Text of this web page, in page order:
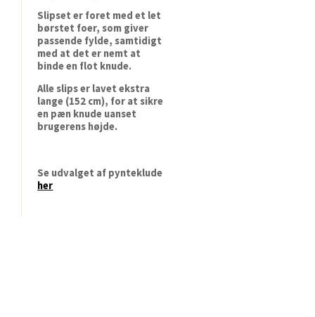
Slipset er foret med et let
børstet foer, som giver
passende fylde, samtidigt
med at det er nemt at
binde en flot knude.
Alle slips er lavet ekstra
lange (152 cm), for at sikre
en pæn knude uanset
brugerens højde.
Se udvalget af pynteklude
her